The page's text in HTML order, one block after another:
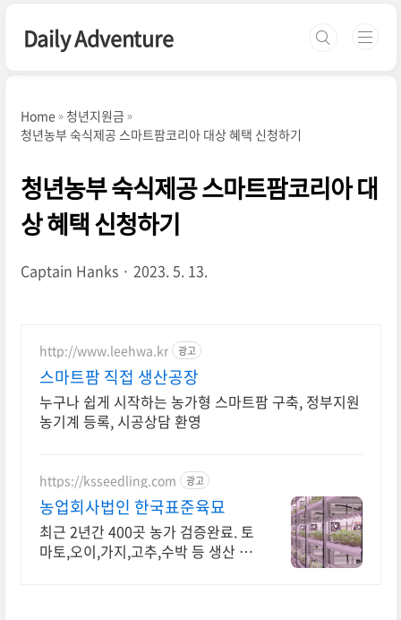
Daily Adventure
Home
청년지원금
청년농부 숙식제공 스마트팜코리아 대상 혜택 신청하기
청년농부 숙식제공 스마트팜코리아 대
상 혜택 신청하기
Captain Hanks 2023. 5. 13.
http://www.leehwa.kr 광고
스마트팜 직접 생산공장
누구나 쉽게 시작하는 농가형 스마트팜 구축, 정부지원
농기계 등록, 시공상담 환영
https://ksseedling.com 광고
농업회사법인 한국표준육묘
최근 2년간 400곳 농가 검증완료. 토
마토,오이,가지,고추,수박 등 생산 납